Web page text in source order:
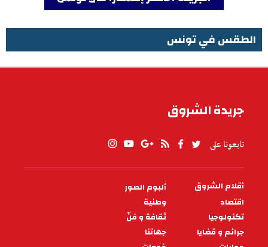
الطقس في تونس
جريدة الشروق
تابعونا على
PIED
DE
PAGE
أقلام الشروق
ألبوم الصور
اقتصاد
وطنية
تكنولوجيا
ثقافة و فنّ
جرائم و قضايا
جهاتنا